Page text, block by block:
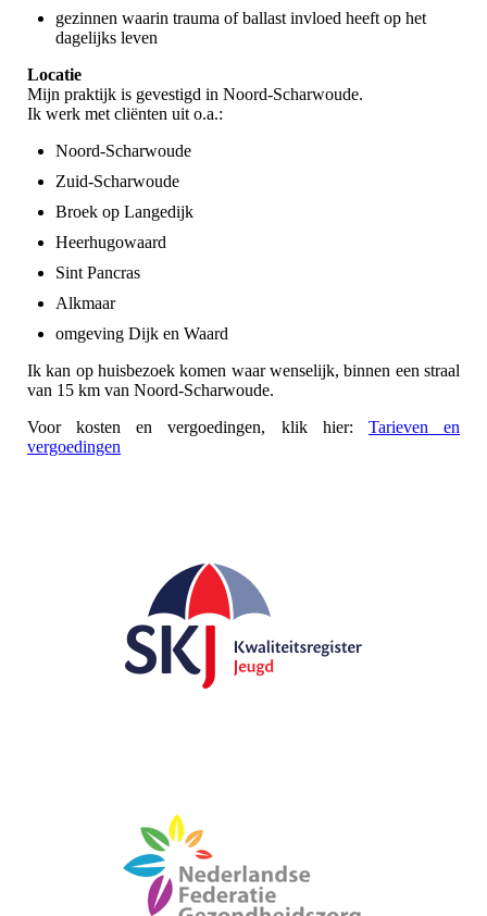
gezinnen waarin trauma of ballast invloed heeft op het
dagelijks leven
Locatie
Mijn praktijk is gevestigd in Noord-Scharwoude.
Ik werk met cliënten uit o.a.:
Noord-Scharwoude
Zuid-Scharwoude
Broek op Langedijk
Heerhugowaard
Sint Pancras
Alkmaar
omgeving Dijk en Waard
Ik kan op huisbezoek komen waar wenselijk, binnen een straal
van 15 km van Noord-Scharwoude.
Voor kosten en vergoedingen, klik hier: Tarieven en
vergoedingen